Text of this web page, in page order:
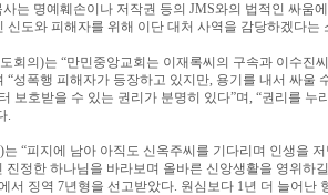
사는 명예훼손이나 저작권 등의 JMS와의 법적인 싸움
신도와 피해자를 위해 이단 대처 사역을 감당하겠다는
회의 )는 “만민중앙교회는 이재록씨의 구속과 이수진
“성폭행 피해자가 등장하고 있지만, 용기를 내서 싸울
보호받을 수 있는 권리가 분명히 있다”며, “권리를 누
.
)는 “피지에 남아 아직도 신옥주씨를 기다리며 인생을
진정한 하나님을 바라보며 올바른 신앙생활을 영위하
서 징역 7년형을 선고받았다. 원심보다 1년 더 늘어난